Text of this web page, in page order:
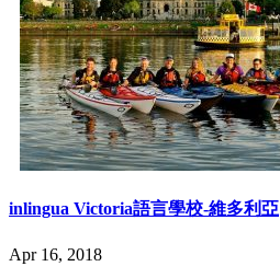
inlingua Victoria語言學校-維多利亞
Apr 16, 2018